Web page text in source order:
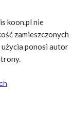
koon.pl nie
zamieszczonych
użycia ponosi autor